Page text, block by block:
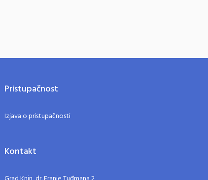
Pristupačnost
Izjava o pristupačnosti
Kontakt